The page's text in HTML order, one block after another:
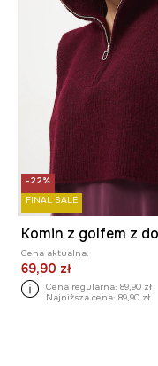
-22%
FINAL SALE
Cena aktualna:
69,90 zł
Cena regularna: 89,90 zł
Najniższa cena: 89,90 zł